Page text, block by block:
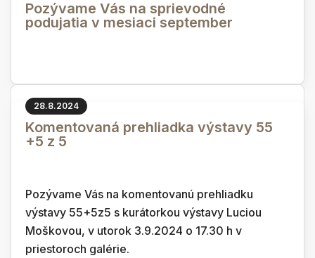
Pozývame Vás na sprievodné
podujatia v mesiaci september
28.8.2024
Komentovaná prehliadka výstavy 55
+5 z 5
Pozývame Vás na komentovanú prehliadku
výstavy 55+5z5 s kurátorkou výstavy Luciou
Moškovou, v utorok 3.9.2024 o 17.30 h v
priestoroch galérie.